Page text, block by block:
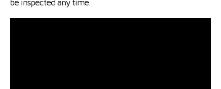
be inspected any time.